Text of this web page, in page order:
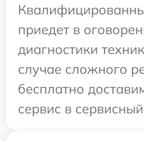
приедет в
диагностики
случае сложного
бесплатно
сервис в